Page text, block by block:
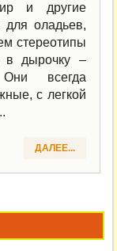
и другие
для оладьев,
стереотипы
в дырочку –
всегда
с легкой
ДАЛЕЕ...